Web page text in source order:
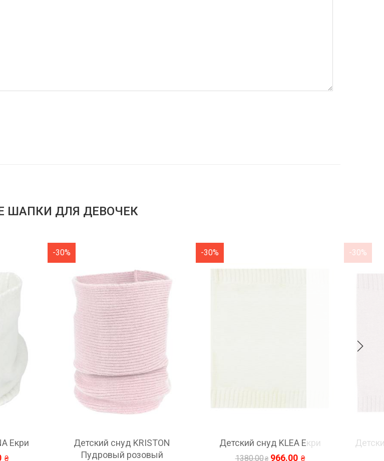
ШАПКИ ДЛЯ ДЕВОЧЕК
-30%
Детский снуд KLEA Екри
1380.00 966.00
-30%
Детский снуд KLEA Пудровый
розовый
-30%